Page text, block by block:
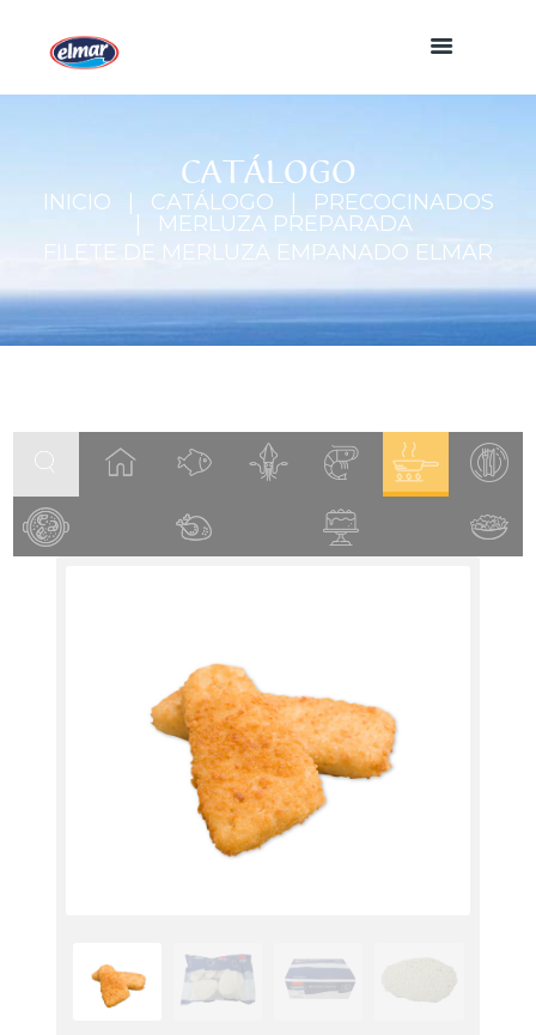
CATÁLOGO
INICIO CATÁLOGO
PRECOCINADOS
MERLUZA PREPARADA
FILETE DE MERLUZA EMPANADO ELMAR